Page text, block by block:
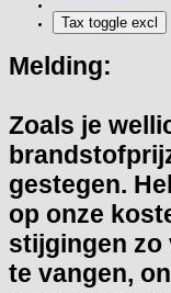
Melding:
Zoals je
gestegen.
op onze
stijgingen zo
te vangen,